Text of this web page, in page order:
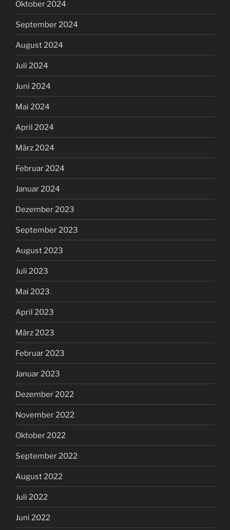
Oktober 2024
September 2024
August 2024
Juli 2024
Juni 2024
Mai 2024
April 2024
März 2024
Februar 2024
Januar 2024
Dezember 2023
September 2023
August 2023
Juli 2023
Mai 2023
April 2023
März 2023
Februar 2023
Januar 2023
Dezember 2022
November 2022
Oktober 2022
September 2022
August 2022
Juli 2022
Juni 2022